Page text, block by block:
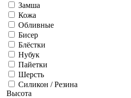
Замша
Кожа
Обливные
Бисер
Блёстки
Нубук
Пайетки
Шерсть
Силикон / Резина
Высота